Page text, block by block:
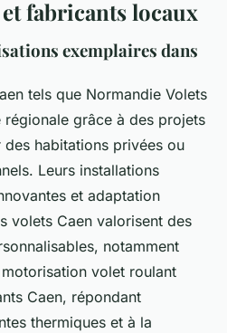
fabricants locaux
exemplaires dans
tels que Normandie Volets
régionale grâce à des projets
habitations privées ou
Leurs installations
et adaptation
volets Caen valorisent des
notamment
volet roulant
Caen, répondant
thermiques et à la